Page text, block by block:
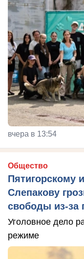
вчера в 13:54
Общество
Пятигорскому
Слепакову
свободы из-за
Уголовное дело
режиме